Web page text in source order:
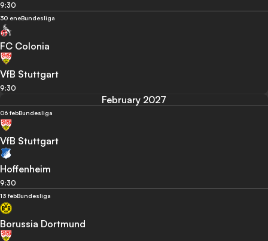
9:30
30 eneBundesliga
FC Colonia
VfB Stuttgart
9:30
February 2027
06 febBundesliga
VfB Stuttgart
Hoffenheim
9:30
13 febBundesliga
Borussia Dortmund